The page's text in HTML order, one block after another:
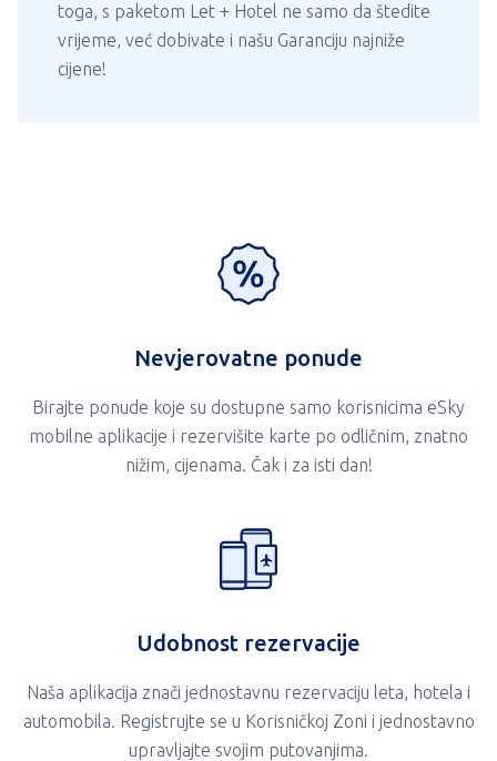
toga, s paketom Let + Hotel ne samo da štedite
vrijeme, već dobivate i našu Garanciju najniže
cijene!
Nevjerovatne ponude
Birajte ponude koje su dostupne samo korisnicima eSky
mobilne aplikacije i rezervišite karte po odličnim, znatno
nižim, cijenama. Čak i za isti dan!
Udobnost rezervacije
Naša aplikacija znači jednostavnu rezervaciju leta, hotela i
automobila. Registrujte se u Korisničkoj Zoni i jednostavno
upravljajte svojim putovanjima.